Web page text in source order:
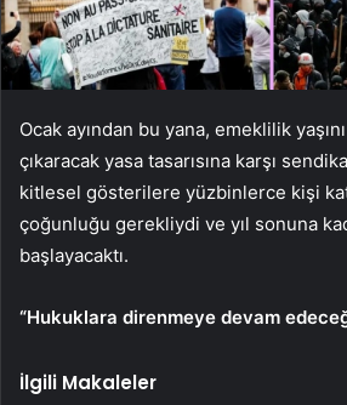
Ocak ayından bu yana, emeklilik
çıkaracak yasa tasarısına karşı
kitlesel gösterilere yüzbinlerce kişi
çoğunluğu gerekliydi ve yıl sonuna
başlayacaktı.
“Hukuklara direnmeye devam
İlgili Makaleler